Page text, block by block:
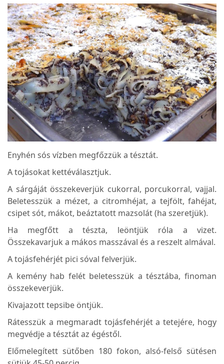
Enyhén sós vízben megfőzzük a tésztát.
A tojásokat kettéválasztjuk.
A sárgáját összekeverjük cukorral, porcukorral, vajjal.
Beletesszük a mézet, a citromhéjat, a tejfölt, fahéjat,
csipet sót, mákot, beáztatott mazsolát (ha szeretjük).
Ha megfőtt a tészta, leöntjük róla a vizet.
Összekavarjuk a mákos masszával és a reszelt almával.
A tojásfehérjét pici sóval felverjük.
A kemény hab felét beletesszük a tésztába, finoman
összekeverjük.
Kivajazott tepsibe öntjük.
Rátesszük a megmaradt tojásfehérjét a tetejére, hogy
megvédje a tésztát az égéstől.
Előmelegített sütőben 180 fokon, alsó-felső sütésen